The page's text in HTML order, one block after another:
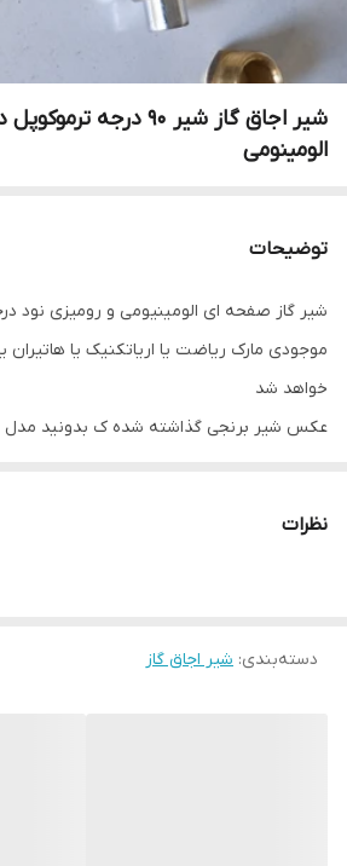
شیر اجاق گاز شیر 90 درجه
الومینومی
توضیحات
شیر گاز صفحه ای الومینیومی و رومیزی نود
موجودی مارک ریاضت یا اریاتکنیک یا هاتیران
خواهد شد
عکس شیر برنجی گذاشته شده ک بدونید مدل
نظرات
دسته‌بندی: شیر اجاق گاز